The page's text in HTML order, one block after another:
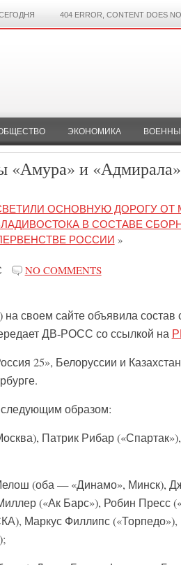
404 ERROR, CONTENT DOES
ЭКОНОМИКА
«Амура» и
ОСНОВНУЮ ДОРОГУ ОТ
В СОСТАВЕ
РОССИИ »
NO COMMENTS
своем сайте объявила состав
ДВ-РОСС со ссылкой на
25», Белоруссии и
образом:
Патрик Рибар
(оба — «Динамо», Минск),
(«Ак Барс»), Робин Пресс
Маркус Филлипс